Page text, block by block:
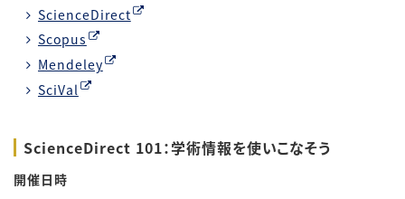
ScienceDirect
Scopus
Mendeley
SciVal
ScienceDirect 101：学術情報を使いこなそう
開催日時